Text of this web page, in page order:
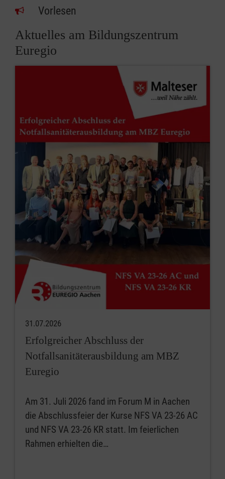
Vorlesen
Aktuelles am Bildungszentrum
Euregio
31.07.2026
Erfolgreicher Abschluss der
Notfallsanitäterausbildung am MBZ
Euregio
Am 31. Juli 2026 fand im Forum M in Aachen
die Abschlussfeier der Kurse NFS VA 23-26 AC
und NFS VA 23-26 KR statt. Im feierlichen
Rahmen erhielten die…